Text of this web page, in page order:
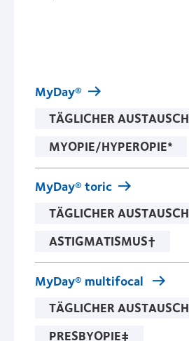
MyDay®
TÄGLICHER AUSTAUSCH
MYOPIE/HYPEROPIE*
MyDay® toric
TÄGLICHER AUSTAUSCH
ASTIGMATISMUS†
MyDay® multifocal
TÄGLICHER AUSTAUSCH
PRESBYOPIE‡